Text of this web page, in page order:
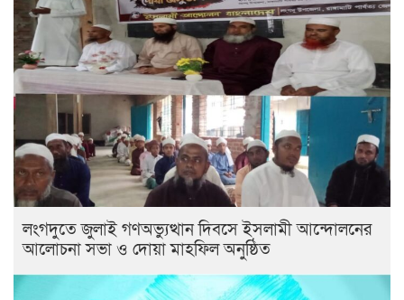
লংগদুতে জুলাই গণঅভ্যুত্থান দিবসে ইসলামী আন্দোলনের
আলোচনা সভা ও দোয়া মাহফিল অনুষ্ঠিত